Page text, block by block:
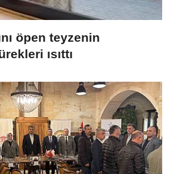
öpen teyzenin
ısıttı